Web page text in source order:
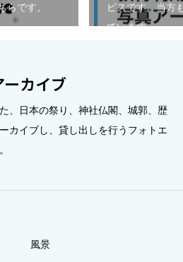
らです。
ビスです。当方
ています。
カイブ
、日本の祭り、神社仏閣、城郭、歴
カイブし、貸し出しを行うフォトエ
風景